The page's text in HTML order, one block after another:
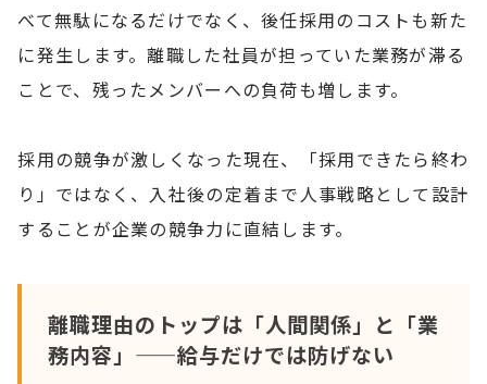
べて無駄になるだけでなく、後任採用のコストも新た
に発生します。離職した社員が担っていた業務が滞る
ことで、残ったメンバーへの負荷も増します。
採用の競争が激しくなった現在、「採用できたら終わ
り」ではなく、入社後の定着まで人事戦略として設計
することが企業の競争力に直結します。
離職理由のトップは「人間関係」と「業
務内容」——給与だけでは防げない